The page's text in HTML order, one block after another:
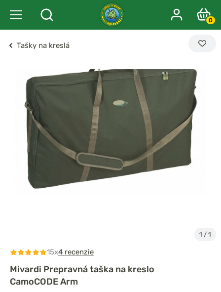
0
Tašky na kreslá
1 / 1
15x4 recenzie
Mivardi Prepravná taška na kreslo
CamoCODE Arm